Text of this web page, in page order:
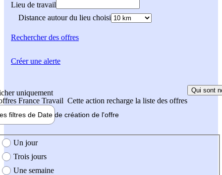
Lieu de travail
Distance autour du lieu choisi
Rechercherdes offres
uniquement
France Travail Cette action recharge la liste des offres
Qui sont
filtres de Date de création de l'offre
création de l'offre
Un jour
Trois jours
Une semaine
Créer une alerte